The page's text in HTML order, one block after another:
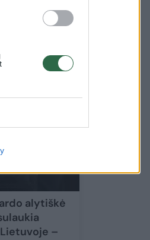
tėvai
jį turi tik
alytiškė
–